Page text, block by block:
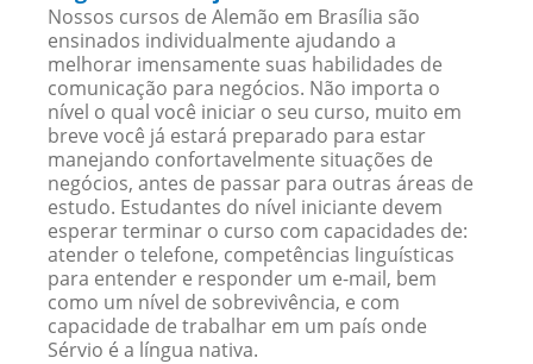
Nossos cursos de Alemão em Brasília são
ensinados individualmente ajudando a
melhorar imensamente suas habilidades de
comunicação para negócios. Não importa o
nível o qual você iniciar o seu curso, muito em
breve você já estará preparado para estar
manejando confortavelmente situações de
negócios, antes de passar para outras áreas de
estudo. Estudantes do nível iniciante devem
esperar terminar o curso com capacidades de:
atender o telefone, competências linguísticas
para entender e responder um e-mail, bem
como um nível de sobrevivência, e com
capacidade de trabalhar em um país onde
Sérvio é a língua nativa.